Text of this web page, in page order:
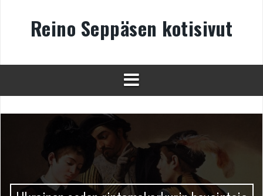
Reino Seppäsen kotisivut